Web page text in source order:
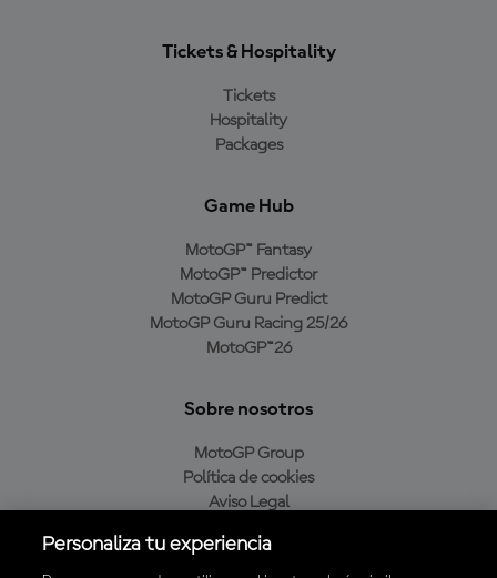
Tickets & Hospitality
Tickets
Hospitality
Packages
Game Hub
MotoGP™ Fantasy
MotoGP™ Predictor
MotoGP Guru Predict
MotoGP Guru Racing 25/26
MotoGP™26
Sobre nosotros
MotoGP Group
Política de cookies
Aviso Legal
Política de compra
Personaliza tu experiencia